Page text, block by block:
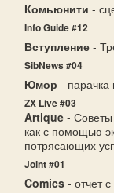
Комьюнити -
Info Guide #12
Вступление -
SibNews #04
Юмор - парачка
ZX Live #03
Artique -
как с помощью
потрясающих
Joint #01
Comics - отчет